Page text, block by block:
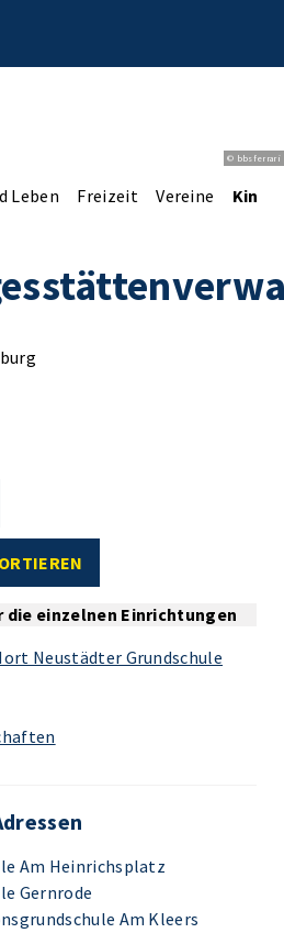
© bbsferrari
Leben Freizeit Vereine
einzelnen Einrichtungen
Neustädter Grundschule
Am Heinrichsplatz
Gernrode
Am Kleers